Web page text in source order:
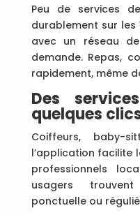
Peu de services
durablement sur les
avec un réseau
demande. Repas,
rapidement, même
Des
quelques
Coiffeurs, baby-
l’application facilite
professionnels
usagers
ponctuelle ou